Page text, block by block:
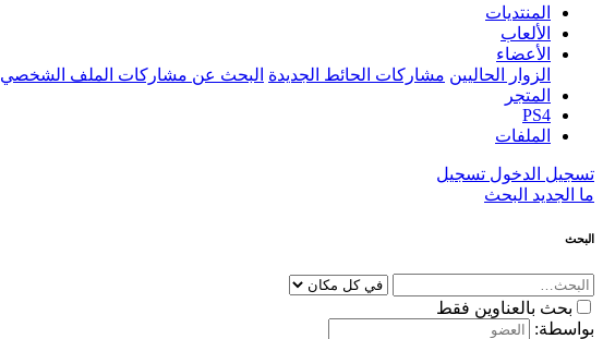
المنتديات
الألعاب
الأعضاء
الزوار الحاليين مشاركات الحائط الجديدة البحث عن مشاركات الملف الشخصي
المتجر
PS4
الملفات
تسجيل الدخول تسجيل
ما الجديد البحث
البحث
بحث بالعناوين فقط
بواسطة: